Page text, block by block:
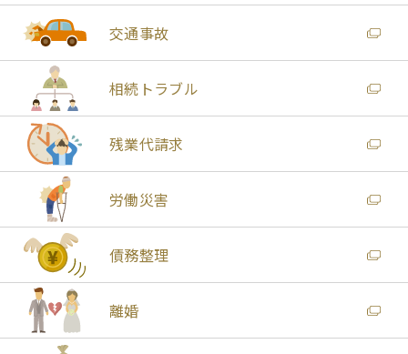
交通事故
相続トラブル
残業代請求
労働災害
債務整理
離婚